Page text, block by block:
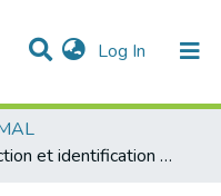
Log In (current)
Extraction et identification des pigments de microalgues à usage alimentaire et pharmaceutique